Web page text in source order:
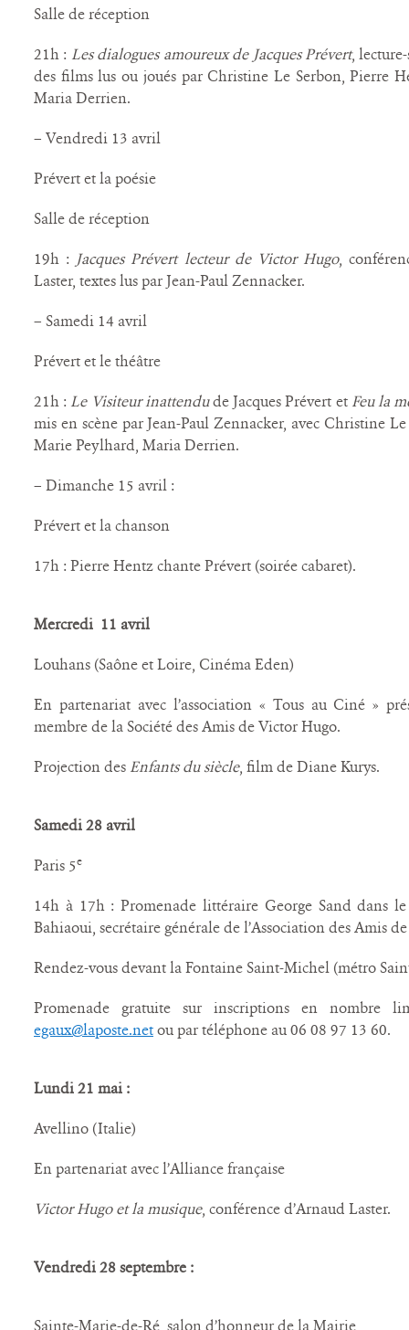
Salle de réception
21h : Les dialogues amoureux de Jacques Prévert,
des films lus ou joués par Christine Le Serbon, Pierre
Maria Derrien.
– Vendredi 13 avril
Prévert et la poésie
Salle de réception
19h : Jacques Prévert lecteur de Victor Hugo,
Laster, textes lus par Jean-Paul Zennacker.
– Samedi 14 avril
Prévert et le théâtre
21h : Le Visiteur inattendude Jacques Prévert et Feu la
mis en scène par Jean-Paul Zennacker, avec Christine
Marie Peylhard, Maria Derrien.
– Dimanche 15 avril :
Prévert et la chanson
17h : Pierre Hentz chante Prévert (soirée cabaret).
Mercredi 11 avril
Louhans (Saône et Loire, Cinéma Eden)
En partenariat avec l’association « Tous au Ciné »
membre de la Société des Amis de Victor Hugo.
Projection des Enfants du siècle, film de Diane Kurys.
Samedi 28 avril
Paris 5e
14h à 17h : Promenade littéraire George Sand dans
Bahiaoui, secrétaire générale de l’Association des Amis
Rendez-vous devant la Fontaine Saint-Michel (métro
Promenade gratuite sur inscriptions en nombre
egaux@laposte.netou par téléphone au 06 08 97 13 60.
Lundi 21 mai :
Avellino (Italie)
En partenariat avec l’Alliance française
Victor Hugo et la musique, conférence d’Arnaud Laster.
Vendredi 28 septembre :